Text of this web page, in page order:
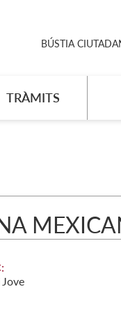
TRÀMITS
BÚSTIA
Jove